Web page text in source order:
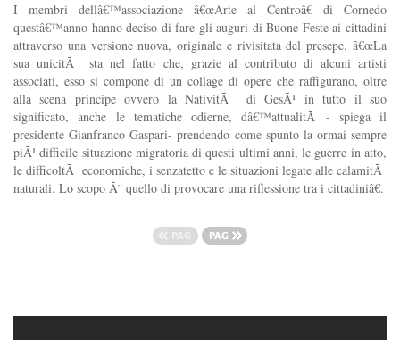
I membri dellâ€™associazione â€œArte al Centroâ€ di Cornedo
questâ€™anno hanno deciso di fare gli auguri di Buone Feste ai cittadini
attraverso una versione nuova, originale e rivisitata del presepe. â€œLa
sua unicitÃ sta nel fatto che, grazie al contributo di alcuni artisti
associati, esso si compone di un collage di opere che raffigurano, oltre
alla scena principe ovvero la NativitÃ di GesÃ¹ in tutto il suo
significato, anche le tematiche odierne, dâ€™attualitÃ - spiega il
presidente Gianfranco Gaspari- prendendo come spunto la ormai sempre
piÃ¹ difficile situazione migratoria di questi ultimi anni, le guerre in atto,
le difficoltÃ economiche, i senzatetto e le situazioni legate alle calamitÃ
naturali. Lo scopo Ã¨ quello di provocare una riflessione tra i cittadiniâ€.